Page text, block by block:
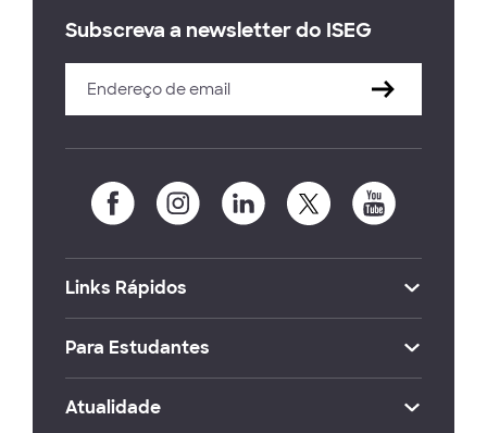
Subscreva a newsletter do ISEG
Links Rápidos
Para Estudantes
Atualidade